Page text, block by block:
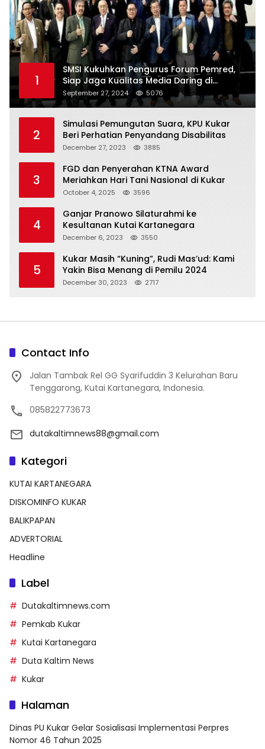
1
SMSI Kukuhkan Pengurus Forum Pemred,
Siap Jaga Kualitas Media Daring di
Indonesia
September 27, 2024 5076
2
Simulasi Pemungutan Suara, KPU Kukar
Beri Perhatian Penyandang Disabilitas
December 27, 2023 3885
3
FGD dan Penyerahan KTNA Award
Meriahkan Hari Tani Nasional di Kukar
October 4, 2025 3596
4
Ganjar Pranowo Silaturahmi ke
Kesultanan Kutai Kartanegara
December 6, 2023 3550
5
Kukar Masih “Kuning”, Rudi Mas’ud: Kami
Yakin Bisa Menang di Pemilu 2024
December 30, 2023 2717
Contact Info
Jalan Tambak Rel GG Syarifuddin 3 Kelurahan Baru
Tenggarong, Kutai Kartanegara, Indonesia.
085822773673
dutakaltimnews88@gmail.com
Kategori
KUTAI KARTANEGARA
DISKOMINFO KUKAR
BALIKPAPAN
ADVERTORIAL
Headline
Label
Dutakaltimnews.com
Pemkab Kukar
Kutai Kartanegara
Duta Kaltim News
Kukar
Halaman
Dinas PU Kukar Gelar Sosialisasi Implementasi Perpres
Nomor 46 Tahun 2025